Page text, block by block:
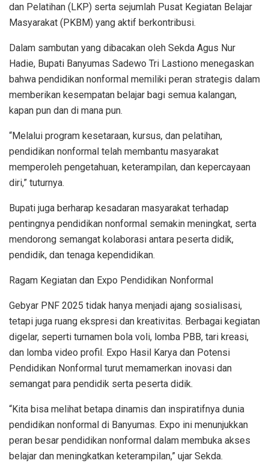
dan Pelatihan (LKP) serta sejumlah Pusat Kegiatan Belajar
Masyarakat (PKBM) yang aktif berkontribusi.
Dalam sambutan yang dibacakan oleh Sekda Agus Nur
Hadie, Bupati Banyumas Sadewo Tri Lastiono menegaskan
bahwa pendidikan nonformal memiliki peran strategis dalam
memberikan kesempatan belajar bagi semua kalangan,
kapan pun dan di mana pun.
“Melalui program kesetaraan, kursus, dan pelatihan,
pendidikan nonformal telah membantu masyarakat
memperoleh pengetahuan, keterampilan, dan kepercayaan
diri,” tuturnya.
Bupati juga berharap kesadaran masyarakat terhadap
pentingnya pendidikan nonformal semakin meningkat, serta
mendorong semangat kolaborasi antara peserta didik,
pendidik, dan tenaga kependidikan.
Ragam Kegiatan dan Expo Pendidikan Nonformal
Gebyar PNF 2025 tidak hanya menjadi ajang sosialisasi,
tetapi juga ruang ekspresi dan kreativitas. Berbagai kegiatan
digelar, seperti turnamen bola voli, lomba PBB, tari kreasi,
dan lomba video profil. Expo Hasil Karya dan Potensi
Pendidikan Nonformal turut memamerkan inovasi dan
semangat para pendidik serta peserta didik.
“Kita bisa melihat betapa dinamis dan inspiratifnya dunia
pendidikan nonformal di Banyumas. Expo ini menunjukkan
peran besar pendidikan nonformal dalam membuka akses
belajar dan meningkatkan keterampilan,” ujar Sekda.